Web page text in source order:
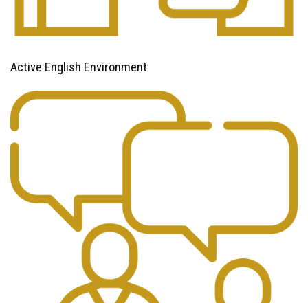
Active English Environment